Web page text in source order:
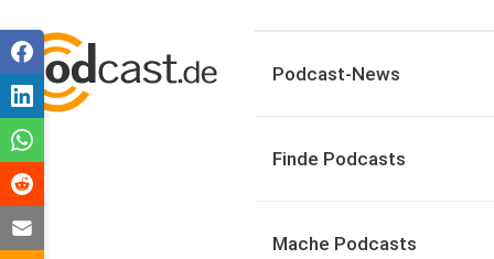
Podcast-News
Finde Podcasts
Mache Podcasts